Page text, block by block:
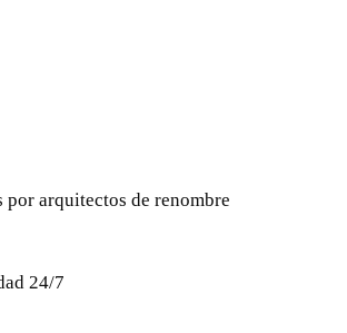
por arquitectos de renombre
24/7